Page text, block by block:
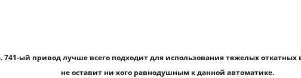
741-ый привод лучше всего подходит для использования тяжелых
не оставит ни кого равнодушным к данной автоматике.